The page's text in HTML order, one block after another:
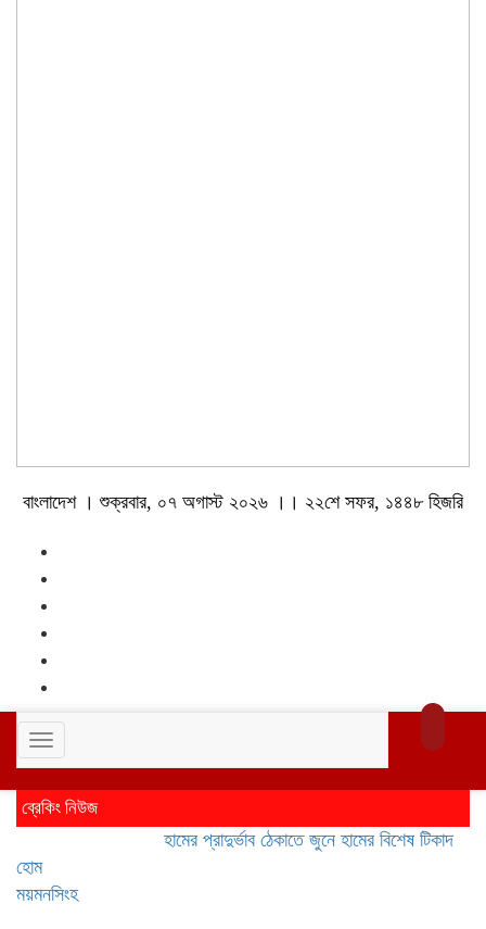
বাংলাদেশ । শুক্রবার, ০৭ অগাস্ট ২০২৬ ।। ২২শে সফর, ১৪৪৮ হিজরি
Toggle
navigation
ব্রেকিং নিউজ
হামের প্রাদুর্ভাব ঠেকাতে জুনে হামের বিশেষ টিকাদান;
হোম
ময়মনসিংহ